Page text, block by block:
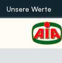
Unsere Werte